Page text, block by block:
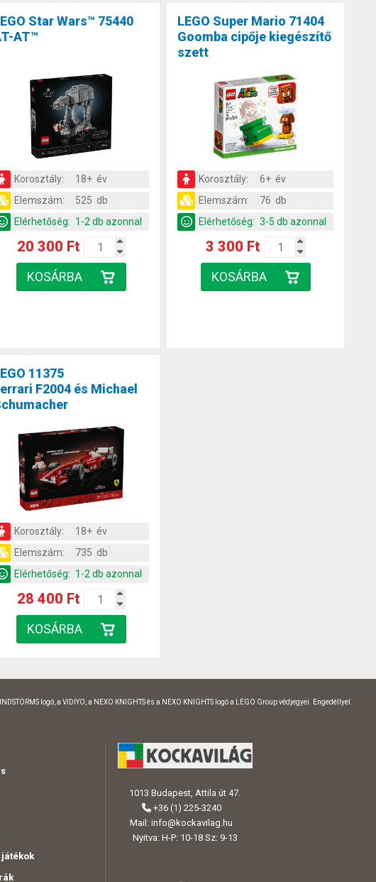
Star Wars™ 75440
AT™
Korosztály:
18+ év
Elemszám:
525 db
Elérhetőség: 1-2 db azonnal
20 300 Ft
LEGO Super Mario 71404
Goomba cipője kiegészítő
szett
Korosztály:
6+ év
Elemszám:
76 db
Elérhetőség: 3-5 db azonnal
3 300 Ft
11375
F2004 és Michael
Korosztály:
18+ év
Elemszám:
735 db
Elérhetőség: 1-2 db azonnal
28 400 Ft
logó, a VIDIYO, a NEXO KNIGHTS és a NEXO KNIGHTS logó a LEGO Group védjegyei. Engedéllyel
játékok
1013 Budapest, Attila út 47.
+36 (1) 225-3240
Mail: info@kockavilag.hu
Nyitva: H-P: 10-18 Sz: 9-13